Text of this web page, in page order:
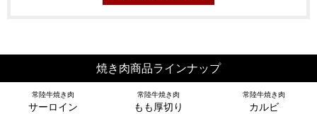
焼き肉商品ラインナップ
常陸牛焼き肉
サーロイン
常陸牛焼き肉
もも厚切り
常陸牛焼き肉
カルビ